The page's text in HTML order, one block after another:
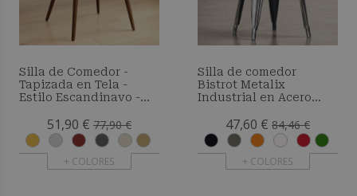
Silla de Comedor -
Tapizada en Tela -
Estilo Escandinavo -
51,90 € 77,90 €
+ COLORES
Silla de comedor
Bistrot Metalix
Industrial en Acero
47,60 € 84,46 €
+ COLORES